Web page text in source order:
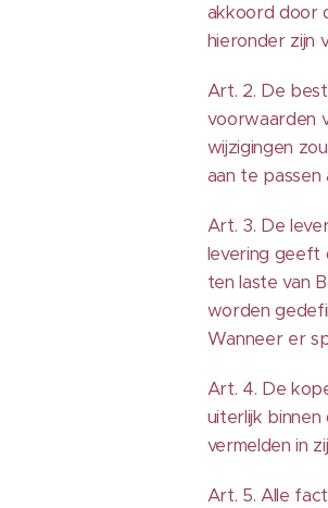
akkoord door
hieronder zijn
Art. 2. De
voorwaarden
wijzigingen
aan te passen
Art. 3. De
levering geeft
ten laste van
worden
Wanneer er
Art. 4. De
uiterlijk
vermelden in
Art. 5. Alle